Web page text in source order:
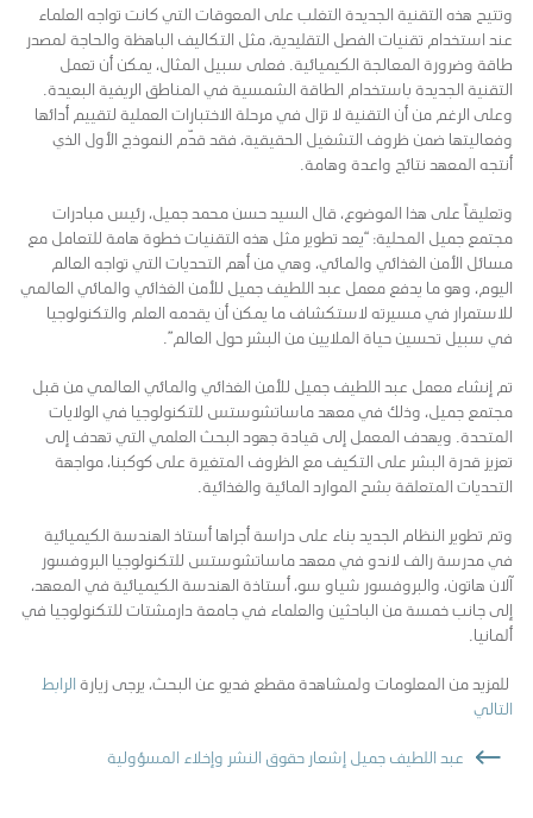
وتتيح هذه التقنية الجديدة التغلب على المعوقات التي كانت تواجه العلماء
عند استخدام تقنيات الفصل التقليدية، مثل التكاليف الباهظة والحاجة لمصدر
طاقة وضرورة المعالجة الكيميائية. فعلى سبيل المثال، يمكن أن تعمل
التقنية الجديدة باستخدام الطاقة الشمسية في المناطق الريفية البعيدة.
وعلى الرغم من أن التقنية لا تزال في مرحلة الاختبارات العملية لتقييم أدائها
وفعاليتها ضمن ظروف التشغيل الحقيقية، فقد قدّم النموذج الأول الذي
أنتجه المعهد نتائج واعدة وهامة.
وتعليقاً على هذا الموضوع، قال السيد حسن محمد جميل، رئيس مبادرات
مجتمع جميل المحلية: “يعد تطوير مثل هذه التقنيات خطوة هامة للتعامل مع
مسائل الأمن الغذائي والمائي، وهي من أهم التحديات التي تواجه العالم
اليوم، وهو ما يدفع معمل عبد اللطيف جميل للأمن الغذائي والمائي العالمي
للاستمرار في مسيرته لاستكشاف ما يمكن أن يقدمه العلم والتكنولوجيا
في سبيل تحسين حياة الملايين من البشر حول العالم”.
تم إنشاء معمل عبد اللطيف جميل للأمن الغذائي والمائي العالمي من قبل
مجتمع جميل، وذلك في معهد ماساتشوستس للتكنولوجيا في الولايات
المتحدة. ويهدف المعمل إلى قيادة جهود البحث العلمي التي تهدف إلى
تعزيز قدرة البشر على التكيف مع الظروف المتغيرة على كوكبنا، مواجهة
التحديات المتعلقة بشح الموارد المائية والغذائية.
وتم تطوير النظام الجديد بناء على دراسة أجراها أستاذ الهندسة الكيميائية
في مدرسة رالف لاندو في معهد ماساتشوستس للتكنولوجيا البروفسور
آلان هاتون، والبروفسور شياو سو، أستاذة الهندسة الكيميائية في المعهد،
إلى جانب خمسة من الباحثين والعلماء في جامعة دارمشتات للتكنولوجيا في
ألمانيا.
للمزيد من المعلومات ولمشاهدة مقطع فديو عن البحث، يرجى زيارة الرابط
التالي
عبد اللطيف جميل إشعار حقوق النشر وإخلاء المسؤولية